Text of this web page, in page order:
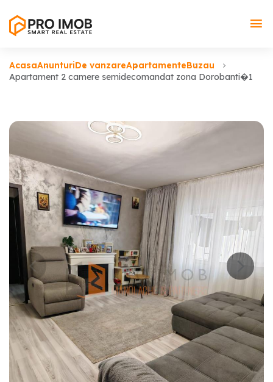
AcasaAnunturiDe vanzareApartamenteBuzau
Apartament 2 camere semidecomandat zona Dorobanti�1